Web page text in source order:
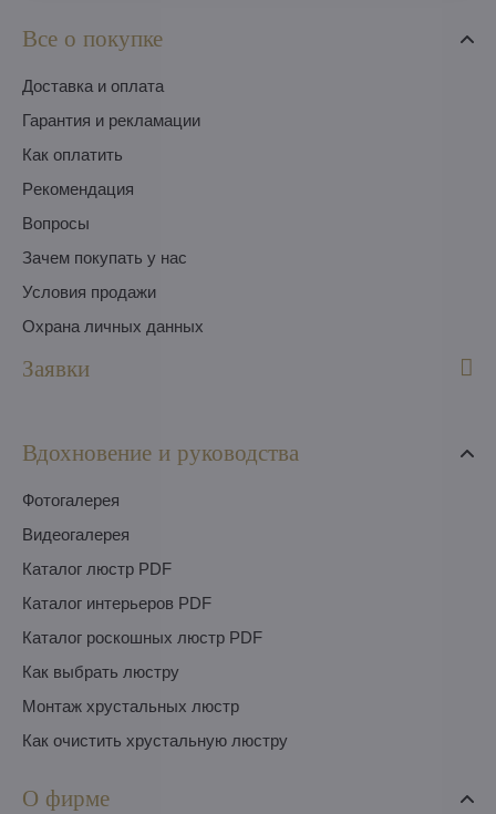
Все о покупке
Доставка и оплата
Гарантия и рекламации
Как оплатить
Pекомендация
Вопросы
Зачем покупать у нас
Условия продажи
Охрана личных данных
Заявки
Вдохновение и руководства
Фотогалерея
Видеогалерея
Каталог люстр PDF
Каталог интерьеров PDF
Каталог роскошных люстр PDF
Как выбрать люстру
Монтаж хрустальных люстр
Как очистить хрустальную люстру
О фирме